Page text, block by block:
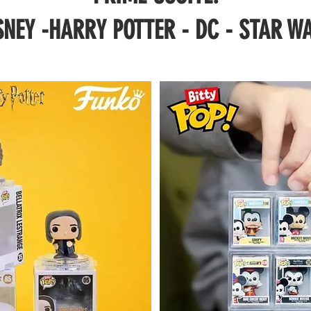
-HARRY POTTER - DC - STAR